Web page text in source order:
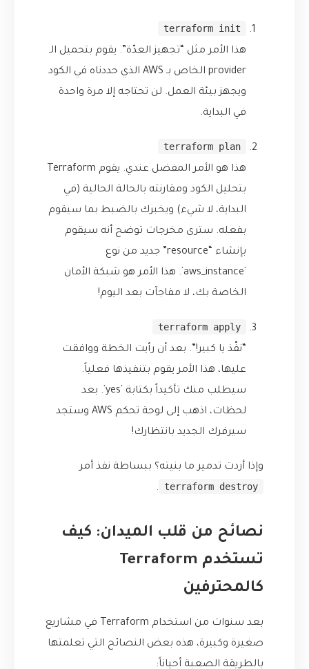
terraform init
هذا الأمر مثل “تجهيز العدّة”. يقوم بتحميل الـ
provider الخاص بـ AWS الذي حددناه في الكود
ويجهز بيئة العمل. لن تحتاجه إلا مرة واحدة
في البداية.
terraform plan
هذا هو الأمر المفضل عندي. يقوم Terraform
بتحليل الكود ومقارنته بالحالة الحالية (في
البداية، لا شيء) ويخبرك بالضبط بما سيقوم
بفعله. سترى مخرجات توضح أنه سيقوم
بإنشاء “resource” جديد من نوع
`aws_instance`. هذا الأمر هو شبكة الأمان
الخاصة بك، لا مفاجآت بعد اليوم!
terraform apply
“نفّذ يا كبير!”. بعد أن رأيت الخطة ووافقت
عليها، هذا الأمر يقوم بتنفيذها فعلياً.
سيطلب منك تأكيداً بكتابة `yes`. بعد
لحظات، اذهب إلى لوحة تحكم AWS وستجد
سيرفرك الجديد بانتظارك!
وإذا أردت تدمير ما بنيته؟ ببساطة نفذ أمر
terraform destroy
.
نصائح من قلب الميدان: كيف
تستخدم Terraform
كالمحترفين
بعد سنوات من استخدام Terraform في مشاريع
صغيرة وكبيرة، هذه بعض النصائح التي تعلمتها
بالطريقة الصعبة أحياناً: